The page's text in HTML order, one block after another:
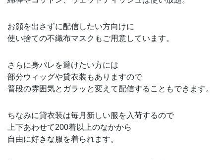
お顔を出さずに配信したい方向けに
使い捨ての不織布マスクもご用意しています。
さらに身バレを避けたい方には
部分ウィッグや貸衣装もありますので
普段の雰囲気とガラッと変えて配信することもできます。
ちなみに貸衣装は毎月新しい服を入荷するので
上下あわせて200着以上のなかから
自由に好きな服を着られます。